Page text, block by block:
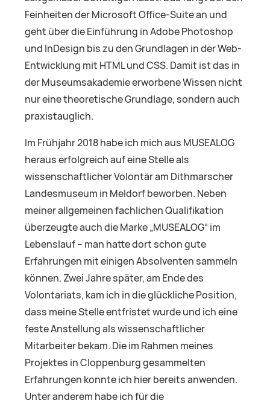
Feinheiten der Microsoft Office-Suite an und
geht über die Einführung in Adobe Photoshop
und InDesign bis zu den Grundlagen in der Web-
Entwicklung mit HTML und CSS. Damit ist das in
der Museumsakademie erworbene Wissen nicht
nur eine theoretische Grundlage, sondern auch
praxistauglich.
Im Frühjahr 2018 habe ich mich aus MUSEALOG
heraus erfolgreich auf eine Stelle als
wissenschaftlicher Volontär am Dithmarscher
Landesmuseum in Meldorf beworben. Neben
meiner allgemeinen fachlichen Qualifikation
überzeugte auch die Marke „MUSEALOG“ im
Lebenslauf – man hatte dort schon gute
Erfahrungen mit einigen Absolventen sammeln
können. Zwei Jahre später, am Ende des
Volontariats, kam ich in die glückliche Position,
dass meine Stelle entfristet wurde und ich eine
feste Anstellung als wissenschaftlicher
Mitarbeiter bekam. Die im Rahmen meines
Projektes in Cloppenburg gesammelten
Erfahrungen konnte ich hier bereits anwenden.
Unter anderem habe ich für die